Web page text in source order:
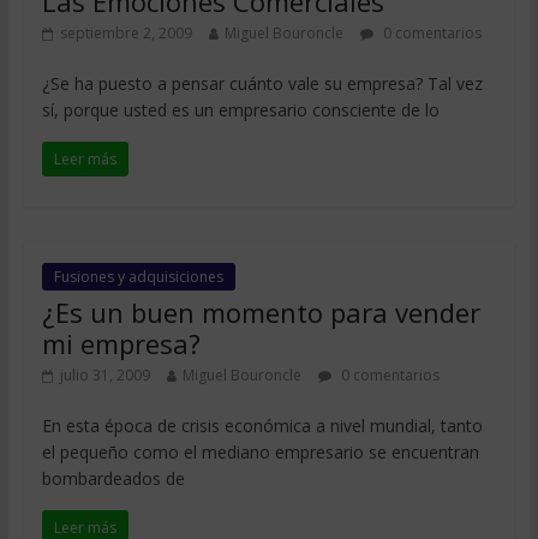
septiembre 2, 2009 Miguel Bouroncle 0 comentarios
¿Se ha puesto a pensar cuánto vale su empresa? Tal vez
sí, porque usted es un empresario consciente de lo
Leer más
Fusiones y adquisiciones
¿Es un buen momento para vender
mi empresa?
julio 31, 2009 Miguel Bouroncle 0 comentarios
En esta época de crisis económica a nivel mundial, tanto
el pequeño como el mediano empresario se encuentran
bombardeados de
Leer más